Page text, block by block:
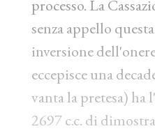
processo. La
senza appello
inversione
eccepisce una
vanta la pretesa) ha
2697 c.c. di